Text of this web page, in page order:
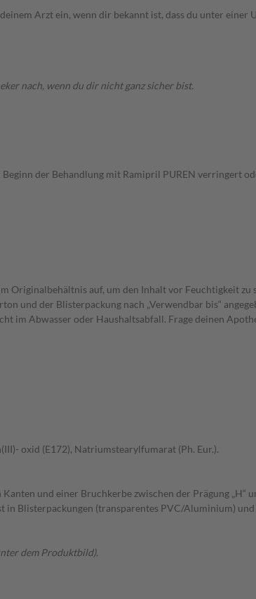
Arzt ein, wenn dir bekannt ist, dass du unter einer
nach, wenn du dir nicht ganz sicher bist.
der Behandlung mit Ramipril PUREN verringert
Originalbehältnis auf, um den Inhalt vor Feuchtigkeit zu
und der Blisterpackung nach „Verwendbar bis“
im Abwasser oder Haushaltsabfall. Frage deinen
oxid (E172), Natriumstearylfumarat (Ph. Eur.).
und einer Bruchkerbe zwischen der Prägung „H“
in Blisterpackungen (transparentes PVC/Aluminium)
dem Produktbild).